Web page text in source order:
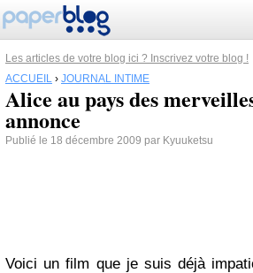
Les articles de votre blog ici ? Inscrivez votre blog !
ACCUEIL › JOURNAL INTIME
Alice au pays des
annonce
Publié le 18 décembre 2009 par Kyuuketsu
Voici un film que je suis déjà